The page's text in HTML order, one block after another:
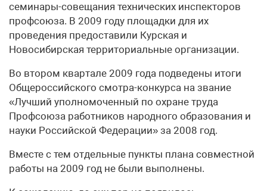
семинары-совещания технических инспекторов
профсоюза. В 2009 году площадки для их
проведения предоставили Курская и
Новосибирская территориальные организации.
Во втором квартале 2009 года подведены итоги
Общероссийского смотра-конкурса на звание
«Лучший уполномоченный по охране труда
Профсоюза работников народного образования и
науки Российской Федерации» за 2008 год.
Вместе с тем отдельные пункты плана совместной
работы на 2009 год не были выполнены.